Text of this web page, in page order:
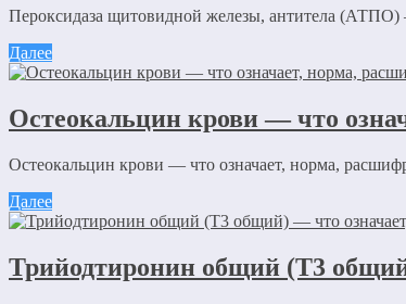
Пероксидаза щитовидной железы, антитела (АТПО)
Далее
Остеокальцин крови — что
Остеокальцин крови — что означает, норма,
Далее
Трийодтиронин общий (Т3